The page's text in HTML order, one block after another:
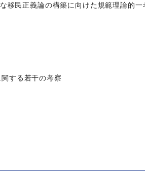
移民正義論の構築に向けた規範理論的一
する若干の考察